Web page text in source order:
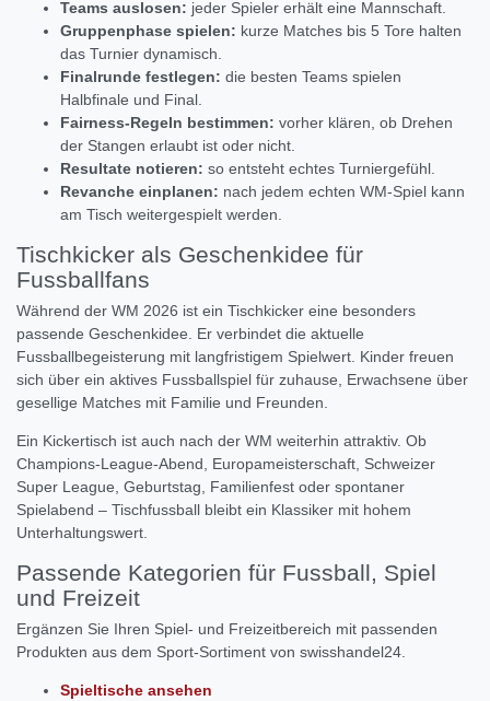
Teams auslosen: jeder Spieler erhält eine Mannschaft.
Gruppenphase spielen: kurze Matches bis 5 Tore halten
das Turnier dynamisch.
Finalrunde festlegen: die besten Teams spielen
Halbfinale und Final.
Fairness-Regeln bestimmen: vorher klären, ob Drehen
der Stangen erlaubt ist oder nicht.
Resultate notieren: so entsteht echtes Turniergefühl.
Revanche einplanen: nach jedem echten WM-Spiel kann
am Tisch weitergespielt werden.
Tischkicker als Geschenkidee für
Fussballfans
Während der WM 2026 ist ein Tischkicker eine besonders
passende Geschenkidee. Er verbindet die aktuelle
Fussballbegeisterung mit langfristigem Spielwert. Kinder freuen
sich über ein aktives Fussballspiel für zuhause, Erwachsene über
gesellige Matches mit Familie und Freunden.
Ein Kickertisch ist auch nach der WM weiterhin attraktiv. Ob
Champions-League-Abend, Europameisterschaft, Schweizer
Super League, Geburtstag, Familienfest oder spontaner
Spielabend – Tischfussball bleibt ein Klassiker mit hohem
Unterhaltungswert.
Passende Kategorien für Fussball, Spiel
und Freizeit
Ergänzen Sie Ihren Spiel- und Freizeitbereich mit passenden
Produkten aus dem Sport-Sortiment von swisshandel24.
Spieltische ansehen